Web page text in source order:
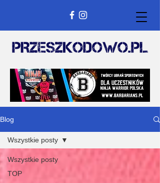
Blog
Wszystkie posty
TOP
Wszystkie posty